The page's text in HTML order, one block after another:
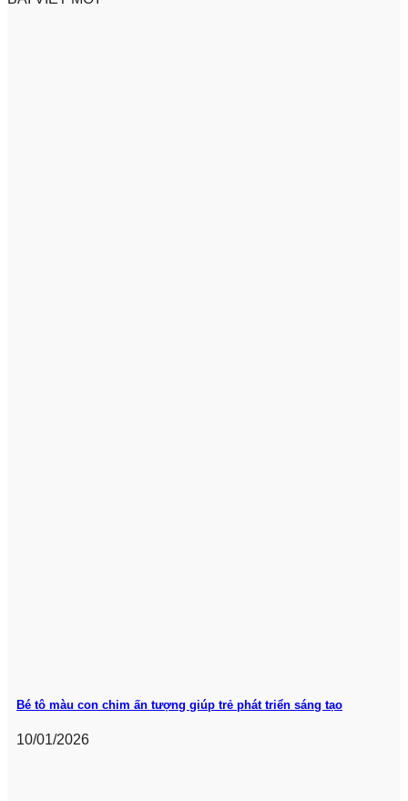
Bé tô màu con chim ấn tượng giúp trẻ phát triển sáng tạo
10/01/2026